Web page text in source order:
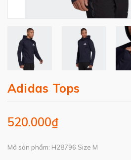
Adidas Tops
520.000₫
Mã sản phẩm: H28796 Size M